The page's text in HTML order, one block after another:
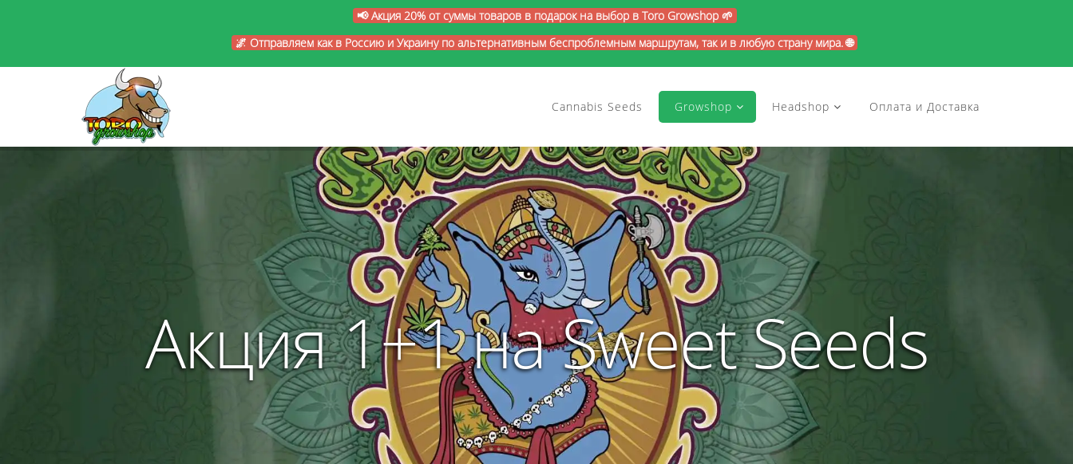
📢 Акция 20% от суммы товаров в подарок на выбор в Toro Growshop 🌱
🌌 Отправляем как в Россию и Украину по альтернативным беспроблемным маршрутам, так и в любую страну мира. 🌐
Cannabis Seeds Growshop Headshop Оплата и Доставка
Акция 1+1 на Sweet Seeds